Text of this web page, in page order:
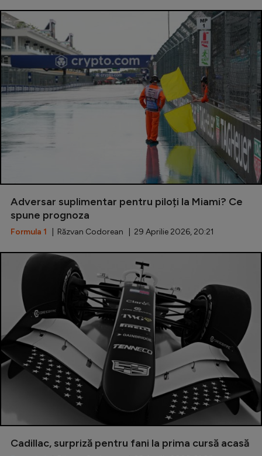
Adversar suplimentar pentru piloți la Miami? Ce
spune prognoza
Formula 1 | Răzvan Codorean | 29 Aprilie 2026, 20:21
Cadillac, surpriză pentru fani la prima cursă acasă